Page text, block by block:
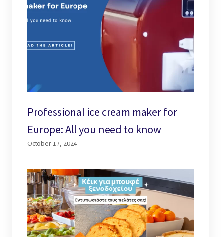
Professional ice cream maker for
Europe: All you need to know
October 17, 2024